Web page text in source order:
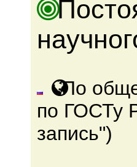
По
по ГОСТу
запись")